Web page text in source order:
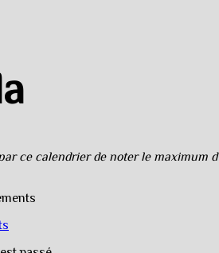
ce calendrier de noter le maximum